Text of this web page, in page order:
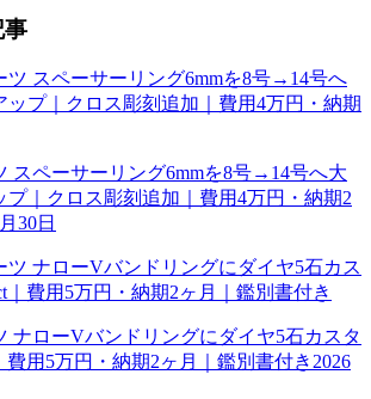
事
スペーサーリング6mmを8号→14号へ大
プ｜クロス彫刻追加｜費用4万円・納期2
30日
ナローVバンドリングにダイヤ5石カスタ
費用5万円・納期2ヶ月｜鑑別書付き 2026